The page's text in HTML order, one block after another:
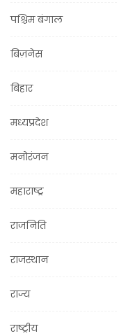
पश्चिम बंगाल
बिज़नेस
बिहार
मध्यप्रदेश
मनोरंजन
महाराष्ट्र
राजनिति
राजस्थान
राज्य
राष्ट्रीय